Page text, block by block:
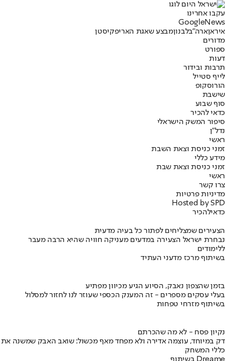
עקבו אחרינו
Googl eNews
איראןארה"בלבנוןמבצע שאגת האריפקיסטן
מדורים
ספורט
דעות
תרבות ובידור
לייף סטייל
הורוסקופ
שישבת
סוף שבוע
כדאי להכיר
סיפור המשק הישראלי
נדל"ן
ראשי
זמני כניסת וצאת השבת
מידע כללי
זמני כניסת וצאת שבת
ראשי
צרו קשר
מדיניות פרטיות
Hosted by SPD
כדאילהכיר
הצעירים שמצליחים לפתור כל בעיה מדעית
נבחרת ישראל הצעירה במדעים מעניקה חוויה שהיא הרבה מעבר
ללימודים
בשיתוף מרכז מדעני העתיד
בזמן שהצפון נאבק, הסיוע הגיע מכיוון מפתיע
בעלי עסקים מספרים - זה המענק הכספי שעוזר לנו לחזור למסלול
בשיתוף מזרחי טפחות
נקיון פסח - לא מה שהכרתם
דק במיוחד, עוצמה אדירה ולא מפחד מאף מכשול: שואב האבק שמשנה את
כללי המשחק